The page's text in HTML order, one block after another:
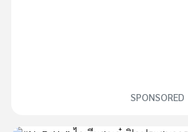
SPONSORED